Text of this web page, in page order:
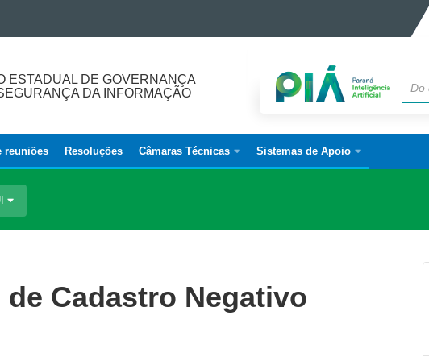
ESTADUAL DE GOVERNANÇA
DA INFORMAÇÃO
reuniões Resoluções Câmaras Técnicas Sistemas de Apoio
Cadastro Negativo